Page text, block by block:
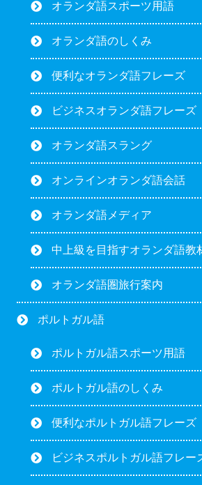
オランダ語スポーツ用語
オランダ語のしくみ
便利なオランダ語フレーズ
ビジネスオランダ語フレーズ
オランダ語スラング
オンラインオランダ語会話
オランダ語メディア
中上級を目指すオランダ語教
オランダ語圏旅行案内
ポルトガル語
ポルトガル語スポーツ用語
ポルトガル語のしくみ
便利なポルトガル語フレーズ
ビジネスポルトガル語フレー